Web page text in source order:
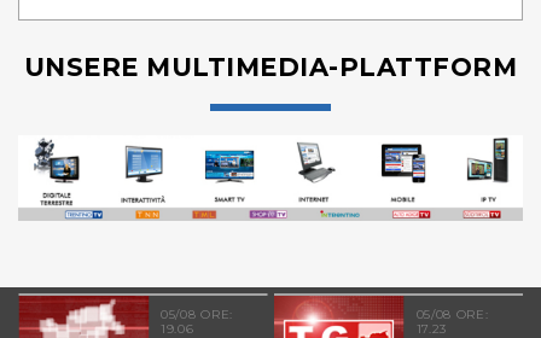
UNSERE MULTIMEDIA-PLATTFORM
05/08 ORE:
19.06
05/08 ORE:
17.23